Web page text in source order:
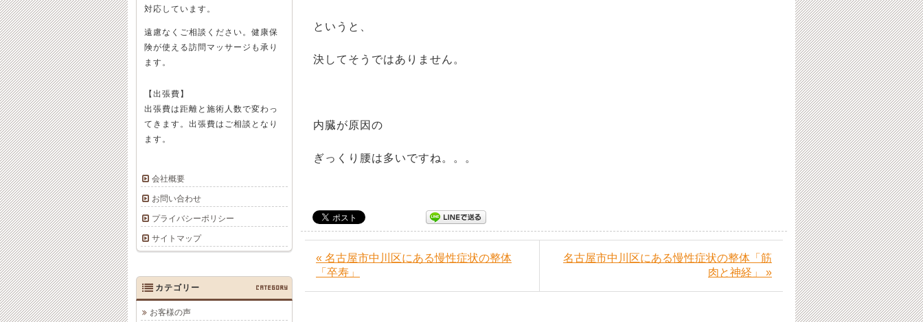
というと、
決してそうではありません。
内臓が原因の
ぎっくり腰は多いですね。。。
« 名古屋市中川区にある慢性症状の整体
「卒寿」
名古屋市中川区にある慢性症状の整体「筋
肉と神経」 »
対応しています。
遠慮なくご相談ください。健康保
険が使える訪問マッサージも承り
ます。
【出張費】
出張費は距離と施術人数で変わっ
てきます。出張費はご相談となり
ます。
会社概要
お問い合わせ
プライバシーポリシー
サイトマップ
カテゴリー CATEGORY
お客様の声